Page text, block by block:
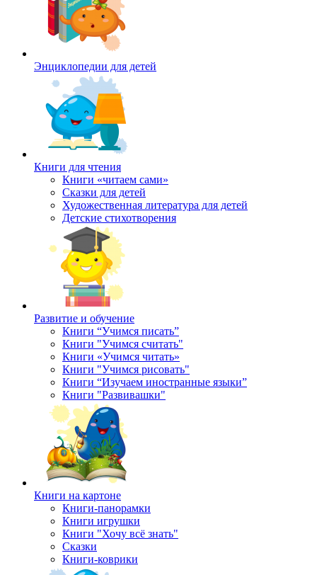
Энциклопедии для детей
Книги для чтения
Книги «читаем сами»
Сказки для детей
Художественная литература для детей
Детские стихотворения
Развитие и обучение
Книги “Учимся писать”
Книги "Учимся считать"
Книги «Учимся читать»
Книги "Учимся рисовать"
Книги “Изучаем иностранные языки”
Книги "Развивашки"
Книги на картоне
Книги-панорамки
Книги игрушки
Книги "Хочу всё знать"
Сказки
Книги-коврики